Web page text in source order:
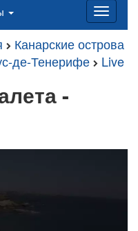
Канарские острова
де-Тенерифе
Live
-